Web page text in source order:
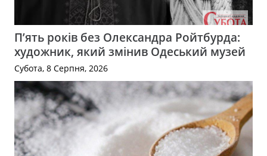
П’ять років без Олександра Ройтбурда:
художник, який змінив Одеський музей
Субота, 8 Серпня, 2026